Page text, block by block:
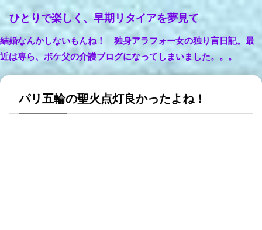
ひとりで楽しく、早期リタイアを夢見て
結婚なんかしないもんね！ 独身アラフォー女の独り言日記。最
近は専ら、ボケ父の介護ブログになってしまいました。。。
パリ五輪の聖火点灯良かったよね！